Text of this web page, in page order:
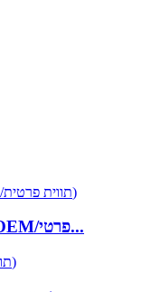
מכנסי משיכה למבוגרים דקים וקלים (OEM/פרטי...